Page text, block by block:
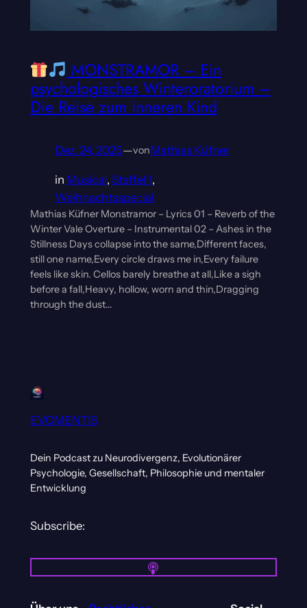
MONSTRAMOR – Ein
psychologisches Winteroratorium –
Die Reise zum inneren Kind
Dez. 24, 2025—vonMathias Küfner
in Musical, Staffel 1
Weihnachtsspecial
Mathias Küfner Monstramor – Lyrics 01 – Reverb of the
Winter Vale Overture – Instrumental 02 – Ashes in the
Stillness Days collapse into the same,Different faces,
still one name,Every circle draws me in,Every failure
feels like skin. Cellos barely breathe at all,Like a sigh
before a fall,Heavy, hollow, worn and thin,Dragging
through the dust…
EVOMENTIS
Dein Podcast zu Neurodivergenz, Evolutionärer
Psychologie, Gesellschaft, Philosophie und mentaler
Entwicklung
Subscribe: